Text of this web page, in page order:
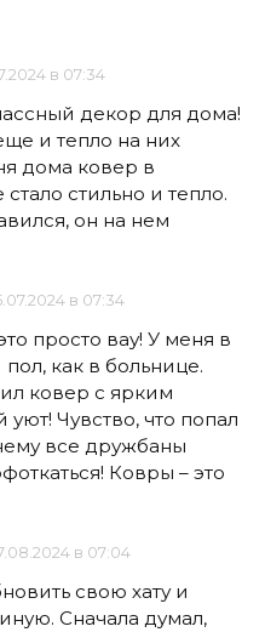
в 07:34
декор для дома!
и тепло на них
дома ковер в
стильно и тепло.
он на нем
в 07:34
просто вау! У меня в
как в больнице.
ковер с ярким
уют! Чувство, что попал
все дружбаны
Ковры – это
в 07:04
свою хату и
Сначала думал,